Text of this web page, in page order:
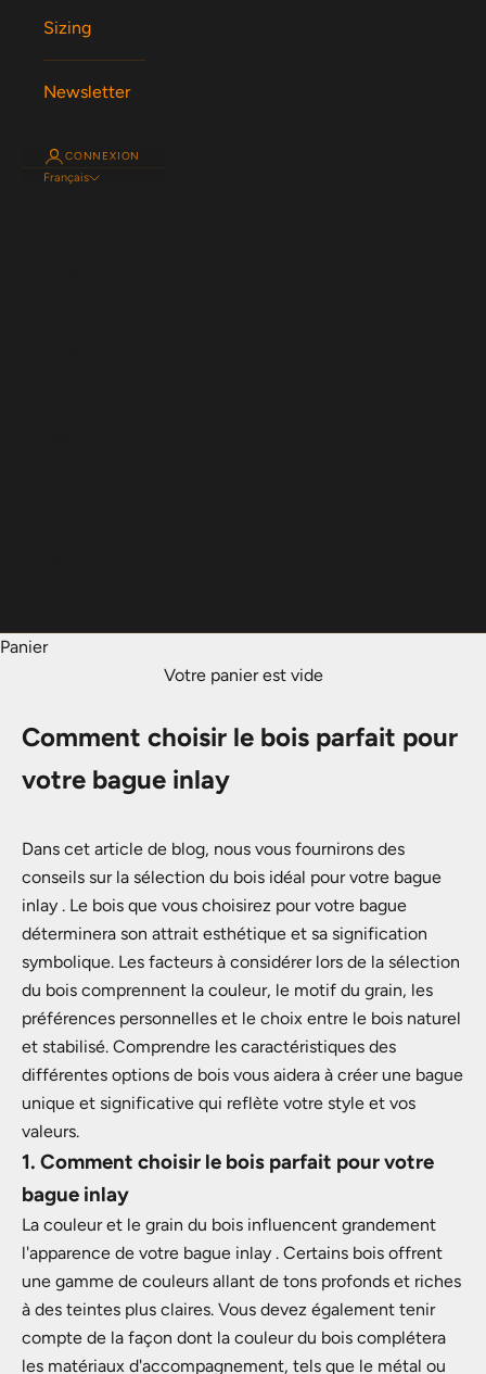
Sizing
Newsletter
CONNEXION
Français
Panier
Votre panier est vide
Comment choisir le bois parfait pour
votre bague inlay
Dans cet article de blog, nous vous fournirons des
conseils sur la sélection du bois idéal pour votre bague
inlay . Le bois que vous choisirez pour votre bague
déterminera son attrait esthétique et sa signification
symbolique. Les facteurs à considérer lors de la sélection
du bois comprennent la couleur, le motif du grain, les
préférences personnelles et le choix entre le bois naturel
et stabilisé. Comprendre les caractéristiques des
différentes options de bois vous aidera à créer une bague
unique et significative qui reflète votre style et vos
valeurs.
1. Comment choisir le bois parfait pour votre
bague inlay
La couleur et le grain du bois influencent grandement
l'apparence de votre bague inlay . Certains bois offrent
une gamme de couleurs allant de tons profonds et riches
à des teintes plus claires. Vous devez également tenir
compte de la façon dont la couleur du bois complétera
les matériaux d'accompagnement, tels que le métal ou